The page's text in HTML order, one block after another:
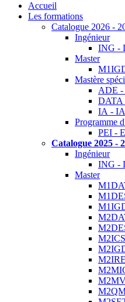
Accueil
Les formations
Catalogue 2026 -
Ingénieur
ING -
Master
Mastère
ADE -
DATA
IA - IA
Programme
PEI -
Catalogue 2025 -
Ingénieur
ING -
Master